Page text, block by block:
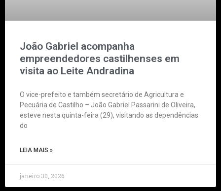
João Gabriel acompanha
empreendedores castilhenses em
visita ao Leite Andradina
O vice-prefeito e também secretário de Agricultura e
Pecuária de Castilho – João Gabriel Passarini de Oliveira,
esteve nesta quinta-feira (29), visitando as dependências
do
LEIA MAIS »
janeiro 30, 2026